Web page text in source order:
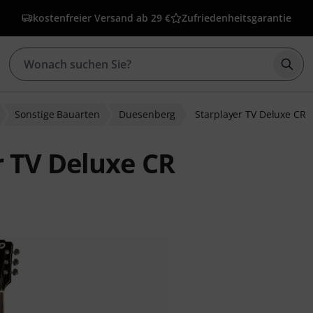
kostenfreier Versand ab 29 € Zufriedenheitsgarantie
Sonstige Bauarten Duesenberg Starplayer TV Deluxe CR
Deluxe CR